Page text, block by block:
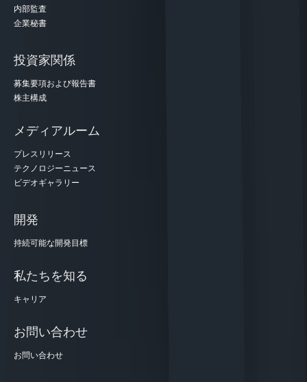
内部監査
企業秘書
投資家関係
募集要項および報告書
株主構成
メディアルーム
プレスリリース
テクノロジーニュース
ビデオギャラリー
開発
持続可能な開発目標
私たちを知る
キャリア
お問い合わせ
お問い合わせ